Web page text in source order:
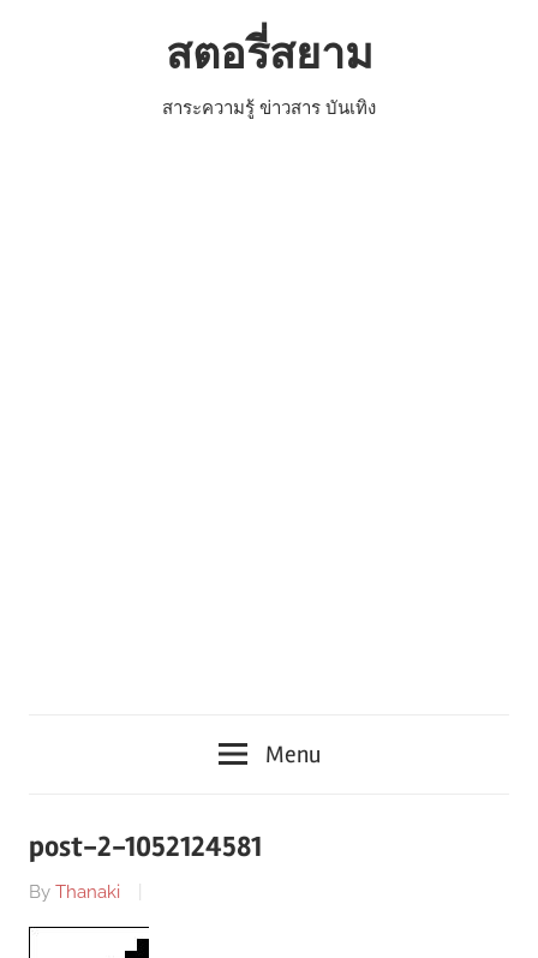
สตอรี่สยาม
สาระความรู้ ข่าวสาร บันเทิง
Menu
post-2-1052124581
By Thanaki